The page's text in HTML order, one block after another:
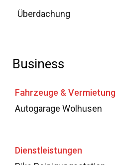
Überdachung
Business
Fahrzeuge & Vermietung
Autogarage Wolhusen
Dienstleistungen